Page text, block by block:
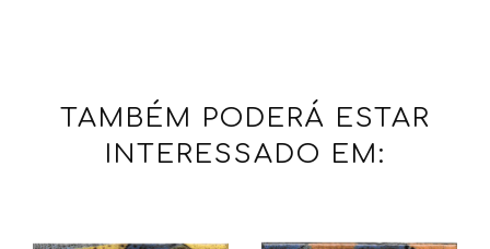
TAMBÉM PODERÁ ESTAR
INTERESSADO EM: